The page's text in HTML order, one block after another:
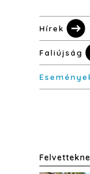
Hírek
Faliújság